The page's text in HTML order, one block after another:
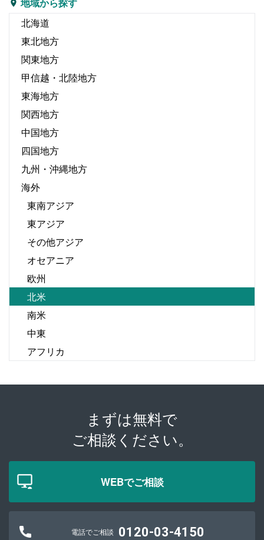
北海道
東北地方
関東地方
甲信越・北陸地方
東海地方
関西地方
中国地方
四国地方
九州・沖縄地方
海外
東南アジア
東アジア
その他アジア
オセアニア
欧州
北米
南米
中東
アフリカ
まずは無料で
ご相談ください。
WEBでご相談
電話でご相談 0120-03-4150